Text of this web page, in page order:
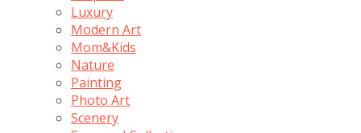
Luxury
Modern Art
Mom&Kids
Nature
Painting
Photo Art
Scenery